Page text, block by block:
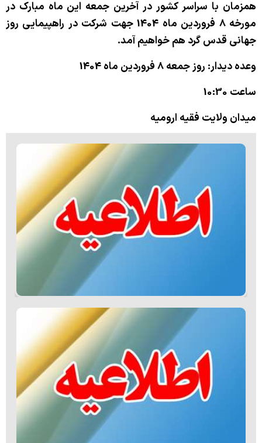
کتابخانه
همزمان با سراسر کشور در آخرین جمعه این ماه مبارک در
مورخه 8 فروردین ماه 1404 جهت شرکت در راهپیمایی روز
جهانی قدس گرد هم خواهیم آمد.
وعده دیدار: روز جمعه 8 فروردین ماه 1404
ساعت 10:30
میدان ولایت فقیه ارومیه